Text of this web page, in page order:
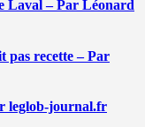
Laval – Par Léonard
pas recette – Par
leglob-journal.fr